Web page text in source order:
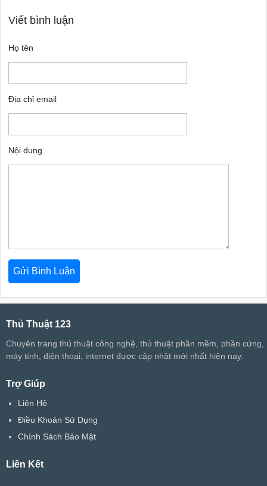
Viết bình luận
Họ tên
Địa chỉ email
Nội dung
Thủ Thuật 123
Chuyên trang thủ thuật công nghệ, thủ thuật phần mềm, phần cứng,
máy tính, điện thoại, internet được cập nhật mới nhất hiện nay.
Trợ Giúp
Liên Hệ
Điều Khoản Sử Dụng
Chính Sách Bảo Mật
Liên Kết